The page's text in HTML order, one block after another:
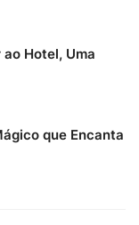
Hotel, Uma
que Encanta